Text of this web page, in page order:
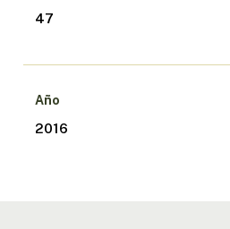
47
Año
2016